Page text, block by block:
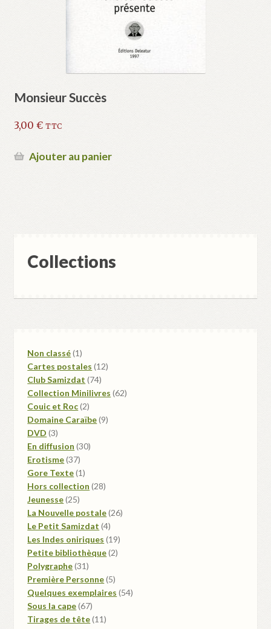
Monsieur Succès
3,00 € TTC
Ajouter au panier
Collections
Non classé 11
produit
Cartes postales 1212
Club Samizdat 7474
produits
Collection Minilivres 6262
Couic et Roc 22
produits
Domaine Caraïbe 99
DVD 33
produits
En diffusion 3030
Erotisme 3737
produits
Gore Texte 11
produit
Hors collection 2828
Jeunesse 2525
produits
La Nouvelle postale 2626
Le Petit Samizdat 44
produits
Les Indes oniriques 1919
Petite bibliothèque 22
Polygraphe 3131
produits
Première Personne 55
produits
Quelques exemplaires 5454
Sous la cape 6767
produits
Tirages de tête 1111